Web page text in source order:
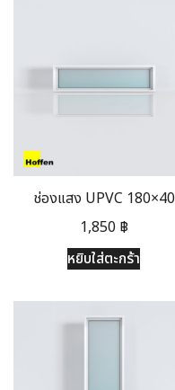
ช่องแสง UPVC 180×40
1,850 ฿
หยิบใส่ตะกร้า